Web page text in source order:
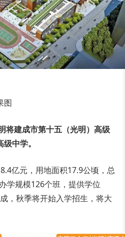
图
将建成市第十五（光明）高级
中学。
亿元，用地面积17.9公顷，总
学规模126个班，提供学位
，秋季将开始入学招生，将大